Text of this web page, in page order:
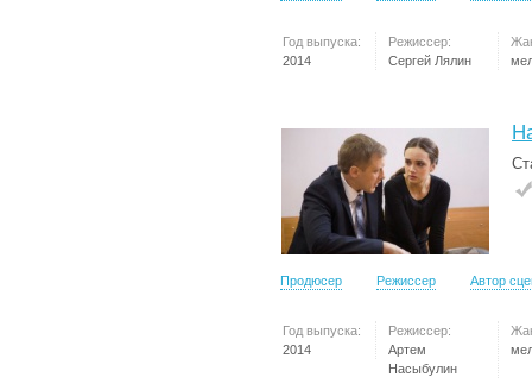
Год выпуска:
2014
Режиссер:
Сергей Лялин
Продюсер Режиссер Автор
Год выпуска:
2014
Режиссер:
Артем
Насыбулин